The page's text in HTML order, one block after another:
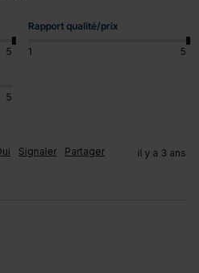
5
Rapport qualité/prix
1
5
5
Signaler Partager il y a 3 ans